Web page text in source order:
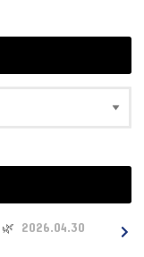
2026.04.30